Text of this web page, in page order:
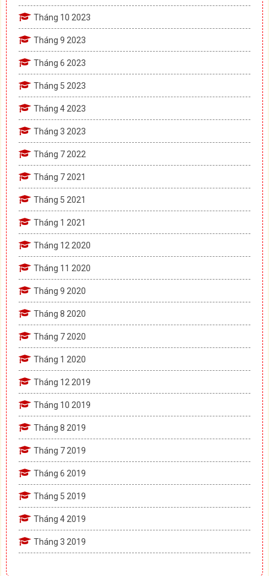
Tháng 10 2023
Tháng 9 2023
Tháng 6 2023
Tháng 5 2023
Tháng 4 2023
Tháng 3 2023
Tháng 7 2022
Tháng 7 2021
Tháng 5 2021
Tháng 1 2021
Tháng 12 2020
Tháng 11 2020
Tháng 9 2020
Tháng 8 2020
Tháng 7 2020
Tháng 1 2020
Tháng 12 2019
Tháng 10 2019
Tháng 8 2019
Tháng 7 2019
Tháng 6 2019
Tháng 5 2019
Tháng 4 2019
Tháng 3 2019